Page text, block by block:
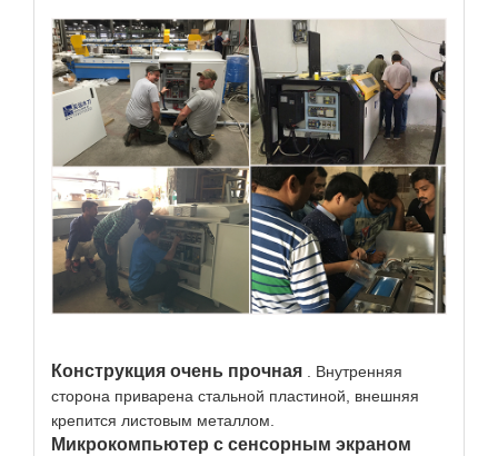
Конструкция очень прочная . Внутренняя
сторона приварена стальной пластиной, внешняя
крепится листовым металлом.
Микрокомпьютер с сенсорным экраном